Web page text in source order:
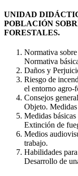
UNIDAD
POBLACIÓN
FORESTALES.
Normativa
Normativa
Daños y
Riesgo de
el entorno agro-
Consejos
Objeto.
Medidas
Extinción de
Medios
trabajo.
Habilidades
Desarrollo de